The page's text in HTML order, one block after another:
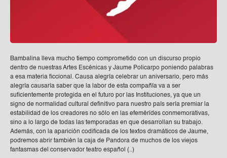
Bambalina lleva mucho tiempo comprometido con un discurso propio
dentro de nuestras Artes Escénicas y Jaume Policarpo poniendo palabras
a esa materia ficcional. Causa alegría celebrar un aniversario, pero más
alegría causaría saber que la labor de esta compañía va a ser
suficientemente protegida en el futuro por las Instituciones, ya que un
signo de normalidad cultural definitivo para nuestro país sería premiar la
estabilidad de los creadores no sólo en las efemérides conmemorativas,
sino a lo largo de todas las temporadas en que desarrollan su trabajo.
Además, con la aparición codificada de los textos dramáticos de Jaume,
podremos abrir también la caja de Pandora de muchos de los viejos
fantasmas del conservador teatro español (..)